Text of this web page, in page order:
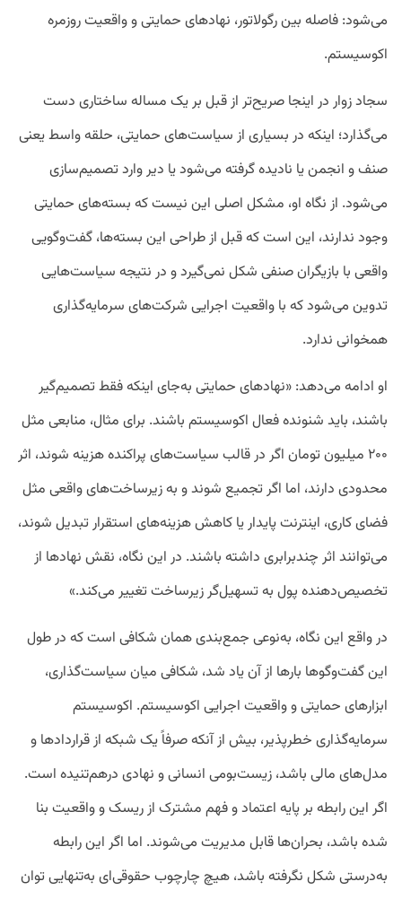
می‌شود: فاصله بین رگولاتور، نهادهای حمایتی و واقعیت روزمره
اکوسیستم.
سجاد زوار در اینجا صریح‌تر از قبل بر یک مساله ساختاری دست
می‌گذارد؛ اینکه در بسیاری از سیاست‌های حمایتی، حلقه واسط یعنی
صنف و انجمن یا نادیده گرفته می‌شود یا دیر وارد تصمیم‌سازی
می‌شود. از نگاه او، مشکل اصلی این نیست که بسته‌های حمایتی
وجود ندارند، این است که قبل از طراحی این بسته‌ها، گفت‌وگویی
واقعی با بازیگران صنفی شکل نمی‌گیرد و در نتیجه سیاست‌هایی
تدوین می‌شود که با واقعیت اجرایی شرکت‌های سرمایه‌گذاری
همخوانی ندارد.
او ادامه می‌دهد: «نهادهای حمایتی به‌جای اینکه فقط تصمیم‌گیر
باشند، باید شنونده فعال اکوسیستم باشند. برای مثال، منابعی مثل
۲۰۰ میلیون تومان اگر در قالب سیاست‌های پراکنده هزینه شوند، اثر
محدودی دارند، اما اگر تجمیع شوند و به زیرساخت‌های واقعی مثل
فضای کاری، اینترنت پایدار یا کاهش هزینه‌های استقرار تبدیل شوند،
می‌توانند اثر چندبرابری داشته باشند. در این نگاه، نقش نهادها از
تخصیص‌دهنده پول به تسهیل‌گر زیرساخت تغییر می‌کند.»
در واقع این نگاه، به‌نوعی جمع‌بندی همان شکافی است که در طول
این گفت‌وگوها بارها از آن یاد شد، شکافی میان سیاست‌گذاری،
ابزارهای حمایتی و واقعیت اجرایی اکوسیستم. اکوسیستم
سرمایه‌گذاری خطرپذیر، بیش از آنکه صرفاً یک شبکه از قراردادها و
مدل‌های مالی باشد، زیست‌بومی انسانی و نهادی درهم‌تنیده است.
اگر این رابطه بر پایه اعتماد و فهم مشترک از ریسک و واقعیت بنا
شده باشد، بحران‌ها قابل مدیریت می‌شوند. اما اگر این رابطه
به‌درستی شکل نگرفته باشد، هیچ چارچوب حقوقی‌ای به‌تنهایی توان